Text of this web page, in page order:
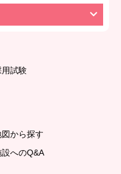
用試験
図から探す
設へのQ&A